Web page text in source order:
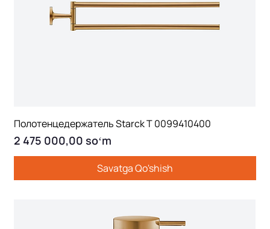
Полотенцедержатель Starck T 0099410400
Price
2 475 000,00 soʻm
Savatga Qo'shish